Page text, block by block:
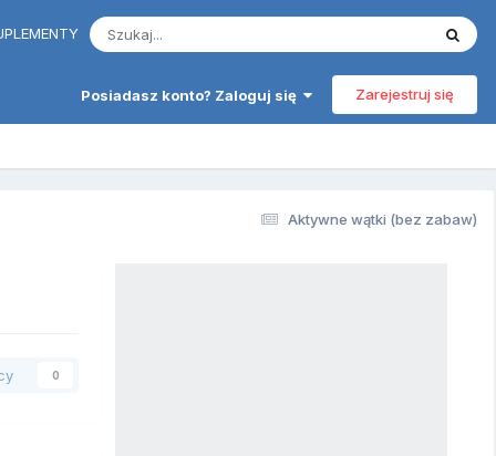
Posiadasz konto? Zaloguj się Zarejestruj się
Aktywne wątki (bez zabaw)
0